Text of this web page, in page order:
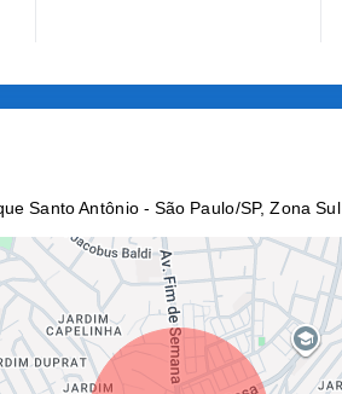
Santo Antônio - São Paulo/SP, Zona Sul